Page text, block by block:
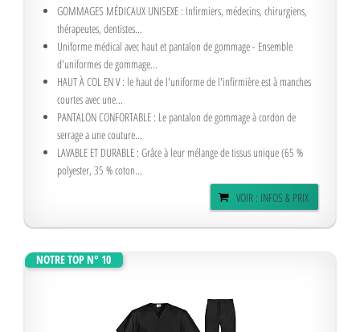
GOMMAGES MÉDICAUX UNISEXE : Infirmiers, médecins, chirurgiens,
thérapeutes, dentistes...
Uniforme médical avec haut et pantalon de gommage - Ensemble
d'uniformes de gommage...
HAUT À COL EN V : le haut de l'uniforme de l'infirmière est à manches
courtes avec une...
PANTALON CONFORTABLE : Le pantalon de gommage à cordon de
serrage a une couture...
LAVABLE ET DURABLE : Grâce à leur mélange de tissus unique (65 %
polyester, 35 % coton...
VOIR : INFOS & PRIX
NOTRE TOP N° 10